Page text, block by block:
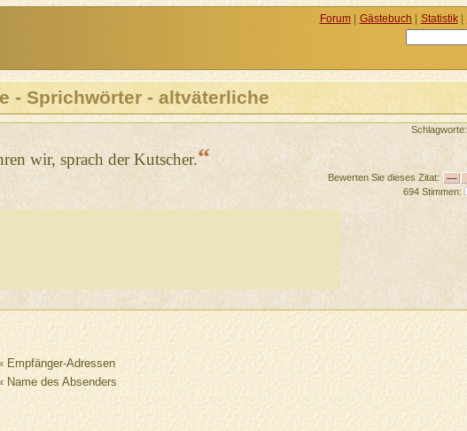
- Sprichwörter - altväterliche
Schlagworte:
wir, sprach der Kutscher.“
Bewerten Sie dieses Zitat:
694 Stimmen:
Empfänger-Adressen
Name des Absenders
Forum| Gästebuch | Statistik|